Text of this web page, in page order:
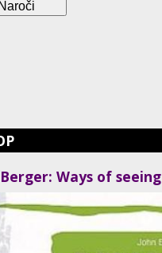
Ways of seeing